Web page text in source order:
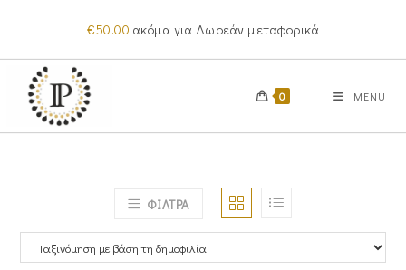
content
€50.00 ακόμα για Δωρεάν μεταφορικά
0 MENU
ΦΙΛΤΡΑ